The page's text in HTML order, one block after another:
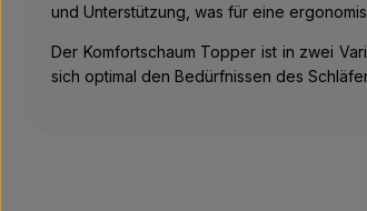
und Unterstützung, was für eine
Der Komfortschaum Topper ist in zwei
sich optimal den Bedürfnissen des